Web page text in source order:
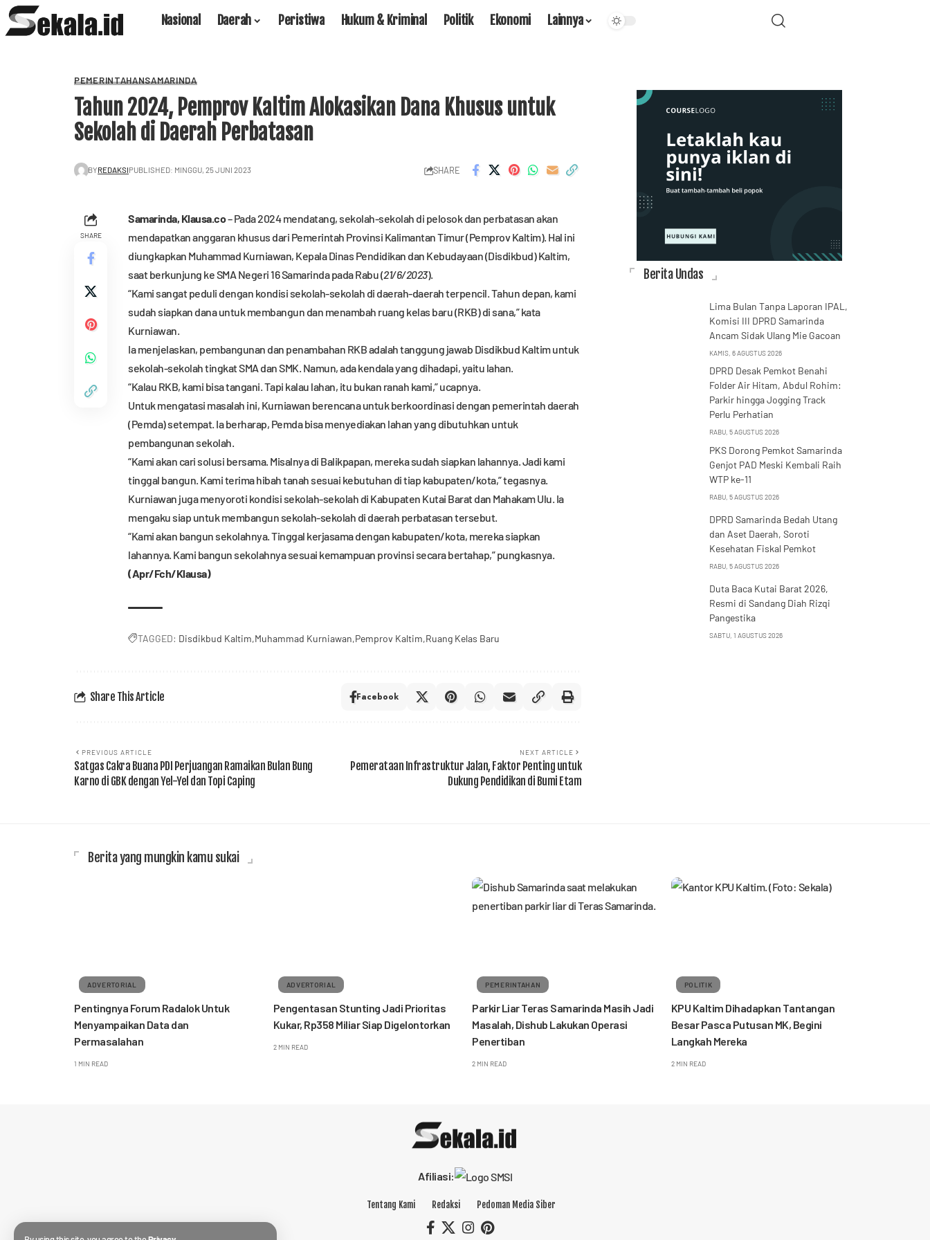
Nasional Daerah Peristiwa Hukum & Kriminal Politik Ekonomi Lainnya
PEMERINTAHANSAMARINDA
Tahun 2024, Pemprov Kaltim Alokasikan Dana Khusus untuk
Sekolah di Daerah Perbatasan
BYREDAKSIPUBLISHED: MINGGU, 25 JUNI 2023 SHARE
SHARE
Samarinda, Klausa.co– Pada 2024 mendatang, sekolah-sekolah di pelosok dan perbatasan akan
mendapatkan anggaran khusus dari Pemerintah Provinsi Kalimantan Timur (Pemprov Kaltim). Hal ini
diungkapkan Muhammad Kurniawan, Kepala Dinas Pendidikan dan Kebudayaan (Disdikbud) Kaltim,
saat berkunjung ke SMA Negeri 16 Samarinda pada Rabu (21/6/2023).
“Kami sangat peduli dengan kondisi sekolah-sekolah di daerah-daerah terpencil. Tahun depan, kami
sudah siapkan dana untuk membangun dan menambah ruang kelas baru (RKB) di sana,” kata
Kurniawan.
Ia menjelaskan, pembangunan dan penambahan RKB adalah tanggung jawab Disdikbud Kaltim untuk
sekolah-sekolah tingkat SMA dan SMK. Namun, ada kendala yang dihadapi, yaitu lahan.
“Kalau RKB, kami bisa tangani. Tapi kalau lahan, itu bukan ranah kami,” ucapnya.
Untuk mengatasi masalah ini, Kurniawan berencana untuk berkoordinasi dengan pemerintah daerah
(Pemda) setempat. Ia berharap, Pemda bisa menyediakan lahan yang dibutuhkan untuk
pembangunan sekolah.
“Kami akan cari solusi bersama. Misalnya di Balikpapan, mereka sudah siapkan lahannya. Jadi kami
tinggal bangun. Kami terima hibah tanah sesuai kebutuhan di tiap kabupaten/kota,” tegasnya.
Kurniawan juga menyoroti kondisi sekolah-sekolah di Kabupaten Kutai Barat dan Mahakam Ulu. Ia
mengaku siap untuk membangun sekolah-sekolah di daerah perbatasan tersebut.
“Kami akan bangun sekolahnya. Tinggal kerjasama dengan kabupaten/kota, mereka siapkan
lahannya. Kami bangun sekolahnya sesuai kemampuan provinsi secara bertahap,” pungkasnya.
(Apr/Fch/Klausa)
TAGGED: Disdikbud Kaltim Muhammad Kurniawan Pemprov Kaltim Ruang Kelas Baru
Share This Article Facebook
PREVIOUS ARTICLE
Satgas Cakra Buana PDI Perjuangan Ramaikan Bulan Bung
Karno di GBK dengan Yel-Yel dan Topi Caping
NEXT ARTICLE
Pemerataan Infrastruktur Jalan, Faktor Penting untuk
Dukung Pendidikan di Bumi Etam
Berita Undas
Lima Bulan Tanpa Laporan IPAL,
Komisi III DPRD Samarinda
Ancam Sidak Ulang Mie Gacoan
KAMIS, 6 AGUSTUS 2026
DPRD Desak Pemkot Benahi
Folder Air Hitam, Abdul Rohim:
Parkir hingga Jogging Track
Perlu Perhatian
RABU, 5 AGUSTUS 2026
PKS Dorong Pemkot Samarinda
Genjot PAD Meski Kembali Raih
WTP ke-11
RABU, 5 AGUSTUS 2026
DPRD Samarinda Bedah Utang
dan Aset Daerah, Soroti
Kesehatan Fiskal Pemkot
RABU, 5 AGUSTUS 2026
Duta Baca Kutai Barat 2026,
Resmi di Sandang Diah Rizqi
Pangestika
SABTU, 1 AGUSTUS 2026
Berita yang mungkin kamu sukai
ADVERTORIAL
Pentingnya Forum Radalok Untuk
Menyampaikan Data dan
Permasalahan
1 MIN READ
ADVERTORIAL
Pengentasan Stunting Jadi Prioritas
Kukar, Rp358 Miliar Siap Digelontorkan
2 MIN READ
PEMERINTAHAN
Parkir Liar Teras Samarinda Masih Jadi
Masalah, Dishub Lakukan Operasi
Penertiban
2 MIN READ
POLITIK
KPU Kaltim Dihadapkan Tantangan
Besar Pasca Putusan MK, Begini
Langkah Mereka
2 MIN READ
Afiliasi:
Tentang Kami Redaksi Pedoman Media Siber